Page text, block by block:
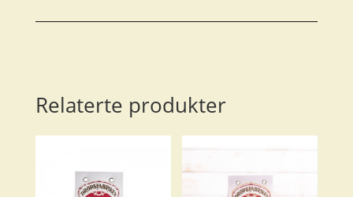
Relaterte produkter